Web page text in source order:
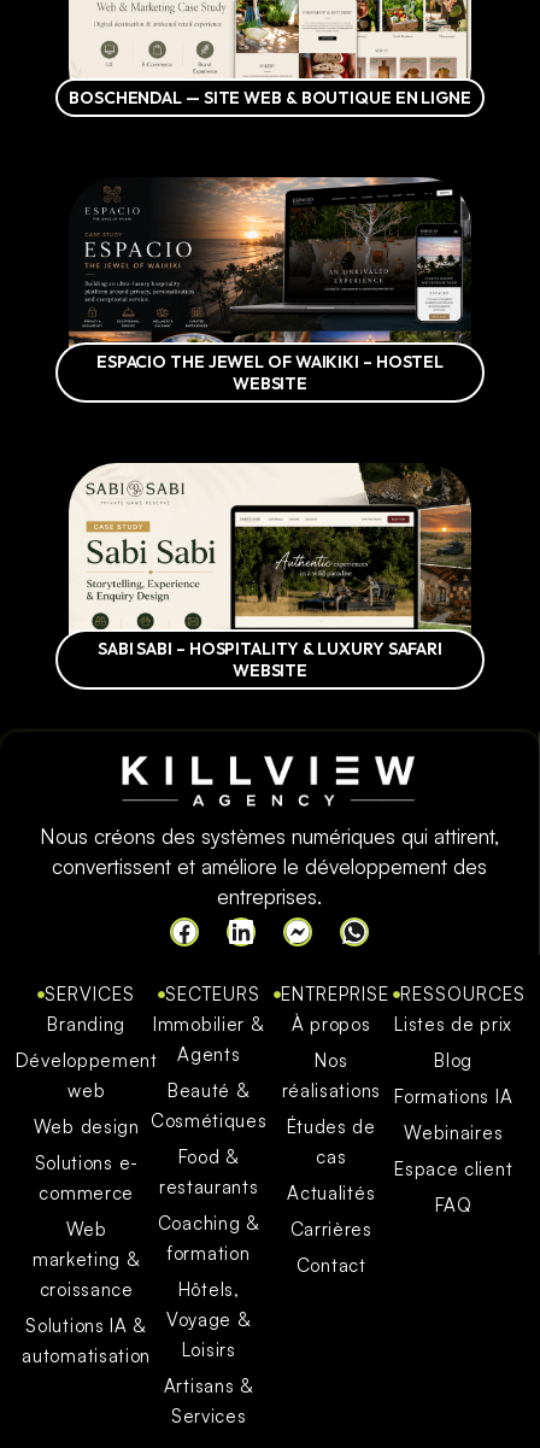
BOSCHENDAL — SITE WEB & BOUTIQUE EN LIGNE
ESPACIO THE JEWEL OF WAIKIKI – HOSTEL
WEBSITE
SABI SABI – HOSPITALITY & LUXURY SAFARI
WEBSITE
Nous créons des systèmes numériques qui attirent,
convertissent et améliore le développement des
entreprises.
SERVICES
Branding
Développement
web
Web design
Solutions e-
commerce
Web
marketing &
croissance
Solutions IA &
automatisation
SECTEURS
Immobilier &
Agents
Beauté &
Cosmétiques
Food &
restaurants
Coaching &
formation
Hôtels,
Voyage &
Loisirs
Artisans &
Services
ENTREPRISE
À propos
Nos
réalisations
Études de
cas
Actualités
Carrières
Contact
RESSOURCES
Listes de prix
Blog
Formations IA
Webinaires
Espace client
FAQ